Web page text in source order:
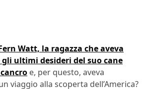
Watt, la ragazza che aveva
gli ultimi desideri del suo cane
e, per questo, aveva
viaggio alla scoperta dell’America?